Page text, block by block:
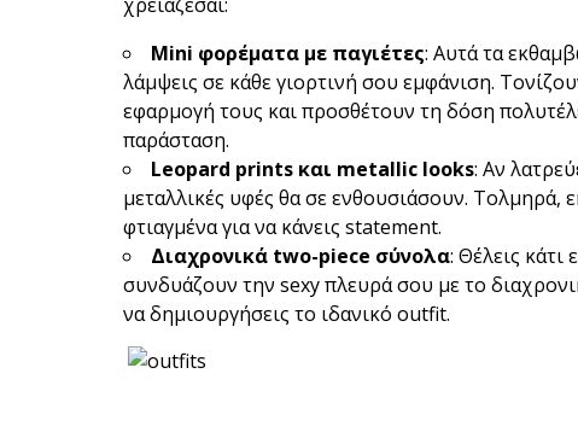
Mini φορέματα με παγιέτες: Αυτά τα
λάμψεις σε κάθε γιορτινή σου εμφάνιση.
εφαρμογή τους και προσθέτουν τη δόση
παράσταση.
Leopard prints και metallic looks: Αν
μεταλλικές υφές θα σε ενθουσιάσουν. Τολμηρά,
φτιαγμένα για να κάνεις statement.
Διαχρονικά two-piece σύνολα: Θέλεις
συνδυάζουν την sexy πλευρά σου με το
να δημιουργήσεις το ιδανικό outfit.